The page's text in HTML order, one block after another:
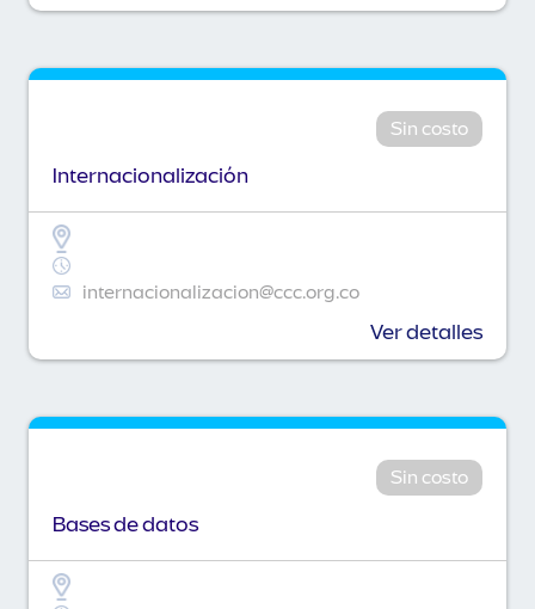
Sin costo
Internacionalización
internacionalizacion@ccc.org.co
Ver detalles
Sin costo
Bases de datos